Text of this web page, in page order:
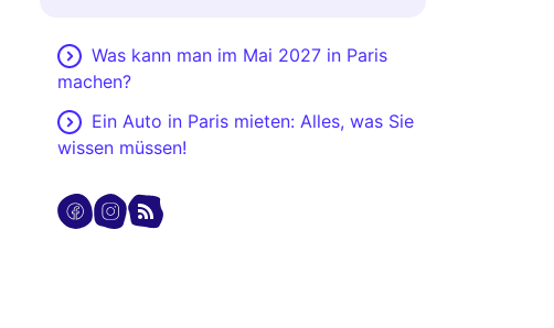
Was kann man im Mai 2027 in Paris
machen?
Ein Auto in Paris mieten: Alles, was Sie
wissen müssen!